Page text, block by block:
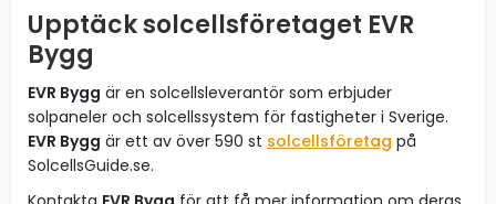
Upptäck solcellsföretaget EVR
Bygg
EVR Bygg är en solcellsleverantör som erbjuder
solpaneler och solcellssystem för fastigheter i Sverige.
EVR Bygg är ett av över 590 st solcellsföretag på
SolcellsGuide.se.